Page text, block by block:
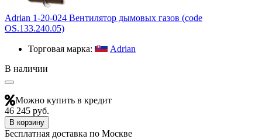
Adrian 1-20-024 Вентилятор дымовых газов (code
OS.133.240.05)
Торговая марка:
Adrian
В наличии
Можно купить в кредит
46 245 руб.
В корзину
Бесплатная доставка по Москве